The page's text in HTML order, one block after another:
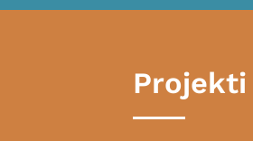
Projekti